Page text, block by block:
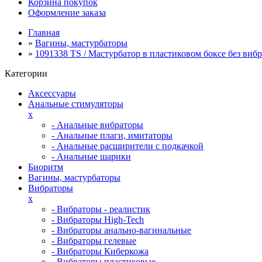
Оформление заказа
Главная
» Вагины, мастурбаторы
» 1091338 TS / Мастурбатор в пластиковом боксе без
Категории
Аксессуары
Анальные стимуляторы
x
- Анальные вибраторы
- Анальные плаги, имитаторы
- Анальные расширители с подкачкой
- Анальные шарики
Биоритм
Вагины, мастурбаторы
Вибраторы
x
- Вибраторы - реалистик
- Вибраторы High-Tech
- Вибраторы анально-вагинальные
- Вибраторы гелевые
- Вибраторы Киберкожа